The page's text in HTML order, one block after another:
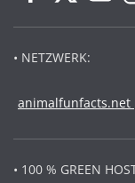
• NETZWERK:
animalfunfacts.net
• 100 % GREEN